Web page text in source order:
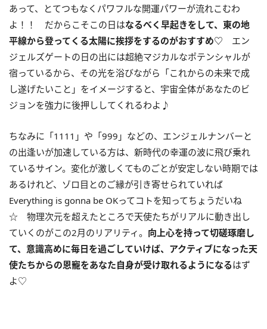
あって、とてつもなくパワフルな開運パワーが流れこむわ
よ！！ だからこそこの日はなるべく早起きをして、東の地
平線から登ってくる太陽に挨拶をするのがおすすめ♡ エン
ジェルズゲートの日の出には超絶マジカルなポテンシャルが
宿っているから、その光を浴びながら「これからの未来で成
し遂げたいこと」をイメージすると、宇宙全体があなたのビ
ジョンを強力に後押ししてくれるわよ♪
ちなみに「1111 」や「999 」などの、エンジェルナンバーと
の出逢いが加速している方は、新時代の幸運の波に飛び乗れ
ているサイン。変化が激しくてものごとが安定しない時期では
あるけれど、ゾロ目とのご縁が引き寄せられていれば
Everything is gonna be OKってコトを知ってちょうだいね
☆ 物理次元を超えたところで天使たちがリアルに動き出し
ていくのがこの2月のリアリティ。 向上心を持って切磋琢磨し
て、意識高めに毎日を過ごしていけば、アクティブになった天
使たちからの恩寵をあなた自身が受け取れるようになるはず
よ♡